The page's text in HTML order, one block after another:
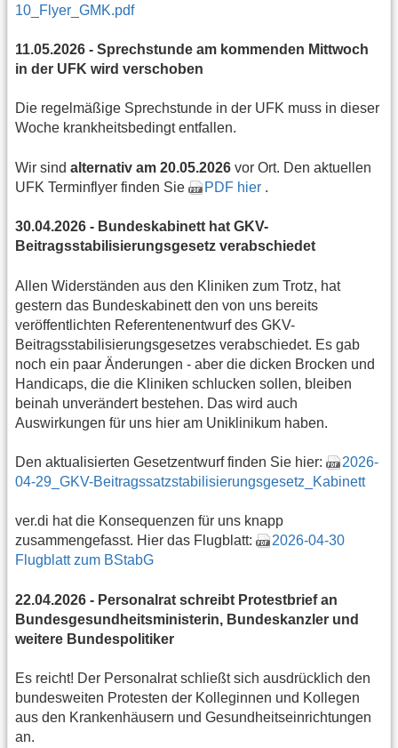
10_Flyer_GMK.pdf
11.05.2026 - Sprechstunde am kommenden Mittwoch
in der UFK wird verschoben
Die regelmäßige Sprechstunde in der UFK muss in dieser
Woche krankheitsbedingt entfallen.
Wir sind alternativ am 20.05.2026 vor Ort. Den aktuellen
UFK Terminflyer finden Sie
PDF hier .
30.04.2026 - Bundeskabinett hat GKV-
Beitragsstabilisierungsgesetz verabschiedet
Allen Widerständen aus den Kliniken zum Trotz, hat
gestern das Bundeskabinett den von uns bereits
veröffentlichten Referentenentwurf des GKV-
Beitragsstabilisierungsgesetzes verabschiedet. Es gab
noch ein paar Änderungen - aber die dicken Brocken und
Handicaps, die die Kliniken schlucken sollen, bleiben
beinah unverändert bestehen. Das wird auch
Auswirkungen für uns hier am Uniklinikum haben.
Den aktualisierten Gesetzentwurf finden Sie hier:
2026-
04-29_GKV-Beitragssatzstabilisierungsgesetz_Kabinett
ver.di hat die Konsequenzen für uns knapp
zusammengefasst. Hier das Flugblatt:
2026-04-30
Flugblatt zum BStabG
22.04.2026 - Personalrat schreibt Protestbrief an
Bundesgesundheitsministerin, Bundeskanzler und
weitere Bundespolitiker
Es reicht! Der Personalrat schließt sich ausdrücklich den
bundesweiten Protesten der Kolleginnen und Kollegen
aus den Krankenhäusern und Gesundheitseinrichtungen
an.